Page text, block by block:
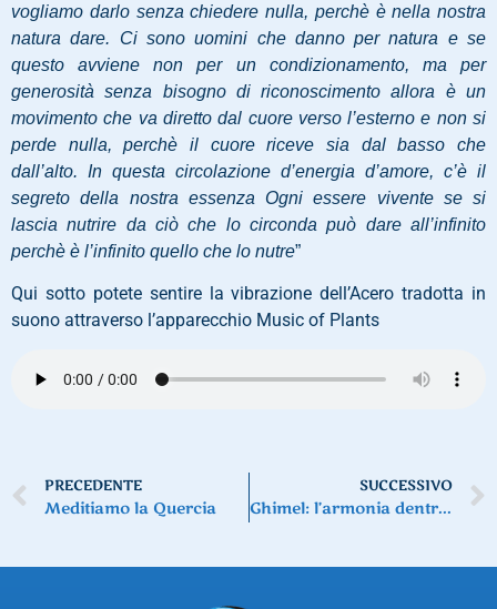
vogliamo darlo senza chiedere nulla, perchè è nella nostra
natura dare. Ci sono uomini che danno per natura e se
questo avviene non per un condizionamento, ma per
generosità senza bisogno di riconoscimento allora è un
movimento che va diretto dal cuore verso l’esterno e non si
perde nulla, perchè il cuore riceve sia dal basso che
dall’alto. In questa circolazione d’energia d’amore, c’è il
segreto della nostra essenza Ogni essere vivente se si
lascia nutrire da ciò che lo circonda può dare all’infinito
perchè è l’infinito quello che lo nutre”
Qui sotto potete sentire la vibrazione dell’Acero tradotta in
suono attraverso l’apparecchio Music of Plants
PRECEDENTE
Meditiamo la Quercia
SUCCESSIVO
Ghimel: l’armonia dentro di noi